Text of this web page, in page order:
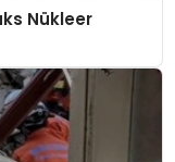
Nükleer